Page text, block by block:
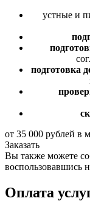
устные и
подготовка
от 35 000 рублей в
Заказать
Вы также можете
воспользовавшись
Оплата